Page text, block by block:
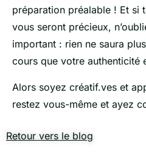
préparation préalable ! Et si
vous seront précieux,
important : rien ne saura
cours que votre authenticité
Alors soyez créatif.ves et
restez vous-même et ayez
Retour vers le blog